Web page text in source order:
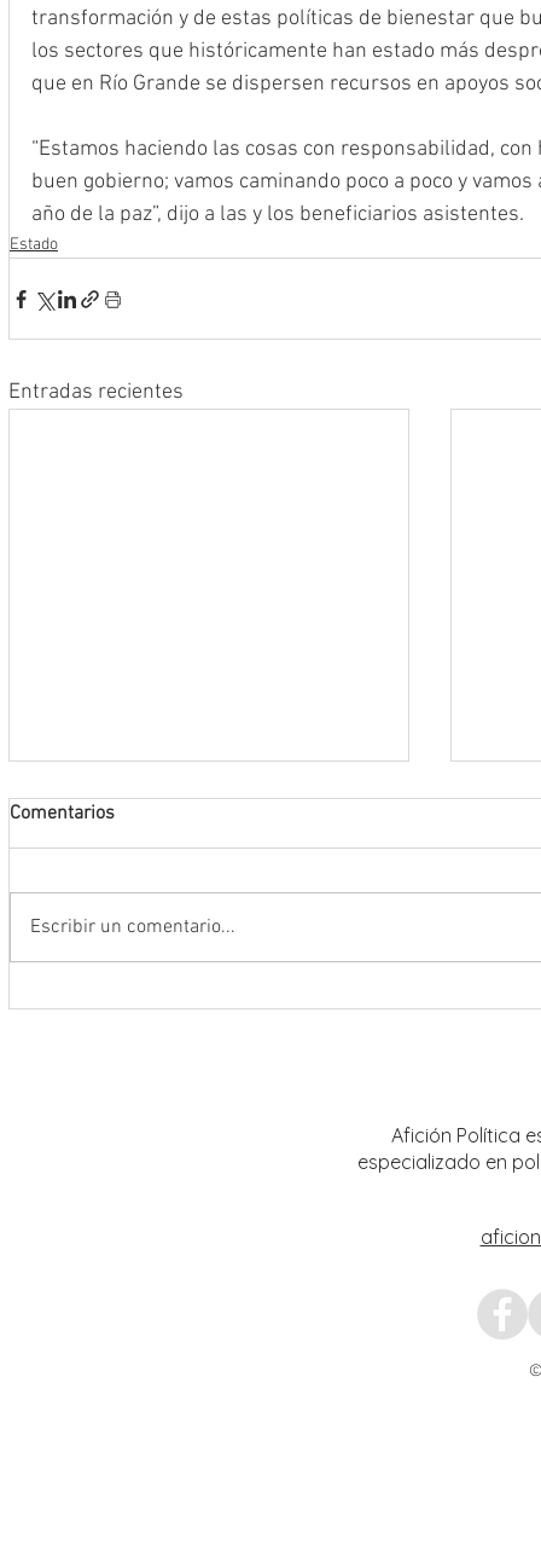
transformación y de estas políticas de bienestar que
los sectores que históricamente han estado más
que en Río Grande se dispersen recursos en apoyos
“Estamos haciendo las cosas con responsabilidad,
buen gobierno; vamos caminando poco a poco y
año de la paz”, dijo a las y los beneficiarios asistentes.
Estado
Entradas recientes
Comentarios
Escribir un comentario...
Afición Política
especializado en